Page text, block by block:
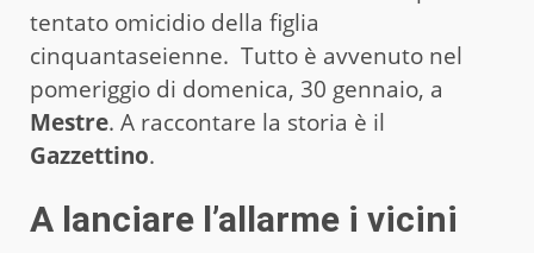
tentato omicidio della figlia
cinquantaseienne. Tutto è avvenuto nel
pomeriggio di domenica, 30 gennaio, a
Mestre. A raccontare la storia è il
Gazzettino.
A lanciare l’allarme i vicini